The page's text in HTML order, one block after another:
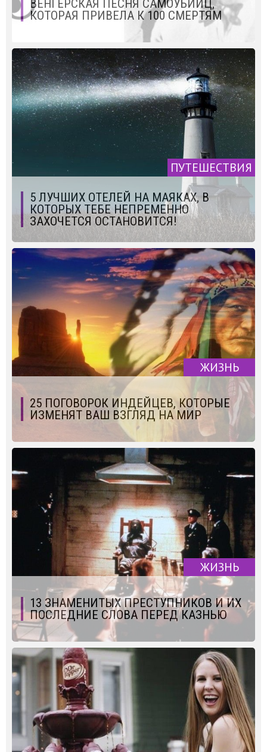
ВЕНГЕРСКАЯ ПЕСНЯ САМОУБИЙЦ,
КОТОРАЯ ПРИВЕЛА К 100 СМЕРТЯМ
ПУТЕШЕСТВИЯ
5 ЛУЧШИХ ОТЕЛЕЙ НА МАЯКАХ, В
КОТОРЫХ ТЕБЕ НЕПРЕМЕННО
ЗАХОЧЕТСЯ ОСТАНОВИТСЯ!
ЖИЗНЬ
25 ПОГОВОРОК ИНДЕЙЦЕВ, КОТОРЫЕ
ИЗМЕНЯТ ВАШ ВЗГЛЯД НА МИР
ЖИЗНЬ
13 ЗНАМЕНИТЫХ ПРЕСТУПНИКОВ И ИХ
ПОСЛЕДНИЕ СЛОВА ПЕРЕД КАЗНЬЮ